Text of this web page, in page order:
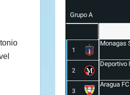
Grupo A
1
Monagas
2
Deportivo
3
Aragua FC